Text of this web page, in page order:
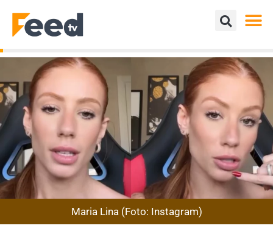
Maria Lina (Foto: Instagram)